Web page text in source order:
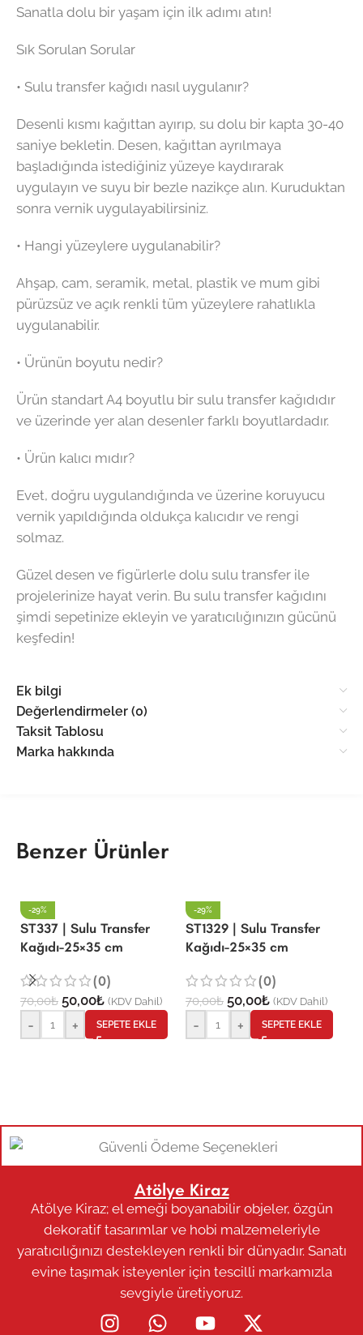
Sanatla dolu bir yaşam için ilk adımı atın!
Sık Sorulan Sorular
• Sulu transfer kağıdı nasıl uygulanır?
Desenli kısmı kağıttan ayırıp, su dolu bir kapta 30-40
saniye bekletin. Desen, kağıttan ayrılmaya
başladığında istediğiniz yüzeye kaydırarak
uygulayın ve suyu bir bezle nazikçe alın. Kuruduktan
sonra vernik uygulayabilirsiniz.
• Hangi yüzeylere uygulanabilir?
Ahşap, cam, seramik, metal, plastik ve mum gibi
pürüzsüz ve açık renkli tüm yüzeylere rahatlıkla
uygulanabilir.
• Ürünün boyutu nedir?
Ürün standart A4 boyutlu bir sulu transfer kağıdıdır
ve üzerinde yer alan desenler farklı boyutlardadır.
• Ürün kalıcı mıdır?
Evet, doğru uygulandığında ve üzerine koruyucu
vernik yapıldığında oldukça kalıcıdır ve rengi
solmaz.
Güzel desen ve figürlerle dolu sulu transfer ile
projelerinize hayat verin. Bu sulu transfer kağıdını
şimdi sepetinize ekleyin ve yaratıcılığınızın gücünü
keşfedin!
Ek bilgi
Değerlendirmeler (0)
Taksit Tablosu
Marka hakkında
Benzer Ürünler
-29%
ST337 | Sulu Transfer
Kağıdı-25×35 cm
(0)
70,00₺ 50,00₺ (KDV Dahil)
- + SEPETE EKLE
-29%
ST1329 | Sulu Transfer
Kağıdı-25×35 cm
(0)
70,00₺ 50,00₺ (KDV Dahil)
- + SEPETE EKLE
Atölye Kiraz
Atölye Kiraz; el emeği boyanabilir objeler, özgün
dekoratif tasarımlar ve hobi malzemeleriyle
yaratıcılığınızı destekleyen renkli bir dünyadır. Sanatı
evine taşımak isteyenler için tescilli markamızla
sevgiyle üretiyoruz.